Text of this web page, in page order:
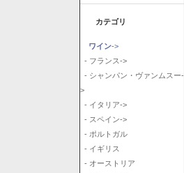
カテゴリ
ワイン->
- フランス->
- シャンパン・ヴァンムスー-
>
- イタリア->
- スペイン->
- ポルトガル
- イギリス
- オーストリア